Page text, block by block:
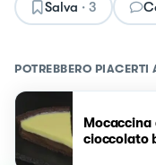
Salva · 3
POTREBBERO PIACERTI
Mocaccina
cioccolato